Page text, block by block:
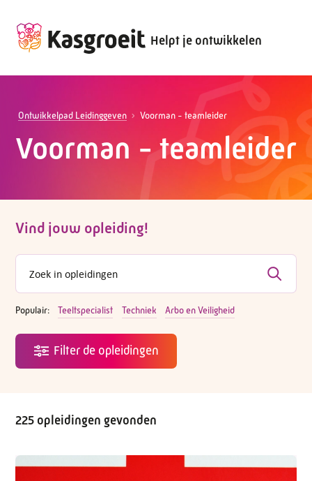
Helpt je ontwikkelen
Ontwikkelpad Leidinggeven Voorman - teamleider
Voorman - teamleider
Vind jouw opleiding!
Populair: Teeltspecialist Techniek Arbo en Veiligheid
225 opleidingen gevonden